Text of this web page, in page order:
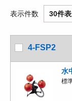
表示件数 30件
4-FSP2
水
標